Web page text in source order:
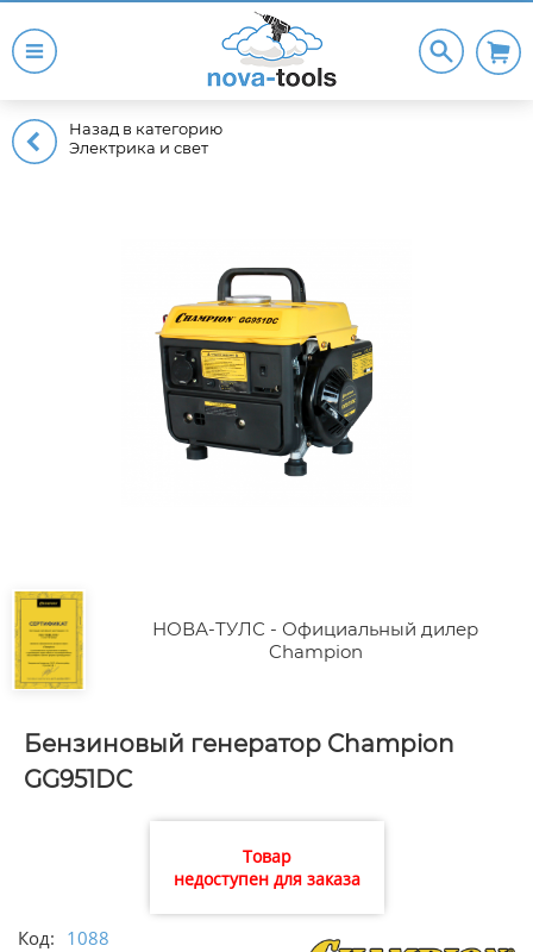
Назад в категорию
Электрика и свет
НОВА-ТУЛС - Официальный дилер
Champion
Бензиновый генератор Champion
GG951DC
Товар
недоступен для заказа
Код: 1088